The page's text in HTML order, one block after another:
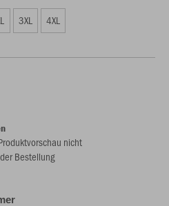
3XL 4XL
nicht
Bestellung